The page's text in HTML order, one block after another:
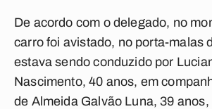
De acordo com o delegado, no
carro foi avistado, no porta-malas
estava sendo conduzido por
Nascimento, 40 anos, em
de Almeida Galvão Luna, 39